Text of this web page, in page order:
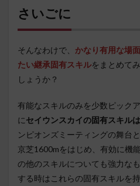
さいごに
そんなわけで、 かなり有用な場
たい継承固有スキルをまとめて
しょうか？
有能なスキルのみを少数ピック
にセイウンスカイの固有スキル
ンピオンズミーティングの舞台
京芝1600mをはじめ、有効に機
の他のスキルについても強力な
する時はこれらの固有スキルを